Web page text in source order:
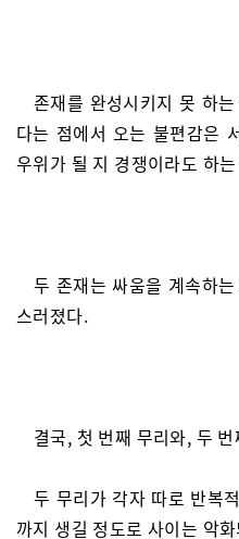
존재를 완성시키지 못 하
다는 점에서 오는 불편감은
우위가 될 지 경쟁이라도 하
두 존재는 싸움을 계속하
스러졌다.
결국, 첫 번째 무리와, 두
두 무리가 각자 따로 반복
까지 생길 정도로 사이는 악